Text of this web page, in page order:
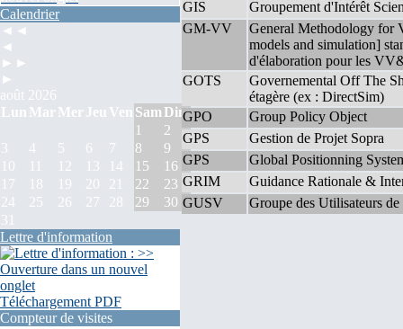
Calendrier
◄◄
◄
►►
►
août 2026
Lun Mar Mer Jeu Ven Sam Dim
1
2
3
4 5 6 7 8
9
10
11 12 13 14 15
16
17
18 19 20 21 22
23
24
25 26 27 28 29
30
31
Lettre d'information
Téléchargement PDF
Compteur de visites
GIS
Groupement d'Intérêt
GM-VV
General Methodology for
models and simulation]
d'élaboration pour les
GOTS
Governemental Off The
étagère (ex : DirectSim)
GPO
Group Policy Object
GPS
Gestion de Projet Sopra
GPS
Global Positionning
GRIM
Guidance Rationale &
GUSV
Groupe des Utilisateurs